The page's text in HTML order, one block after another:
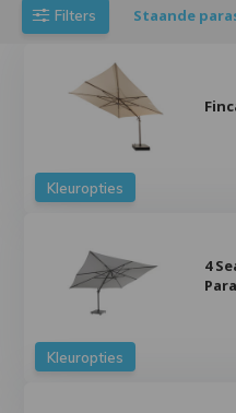
Filters Staande
Kleuropties
Kleuropties
4